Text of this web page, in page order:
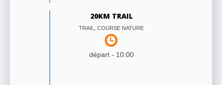
20KM TRAIL
TRAIL, COURSE NATURE
départ - 10:00